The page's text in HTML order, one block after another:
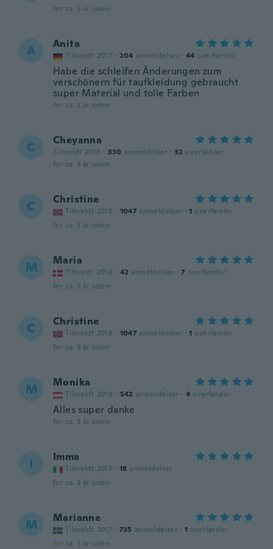
for ca. 3 år siden
A Anita
Tilmeldt 2017 · 204 anmeldelser · 44 overførsler
Habe die schleifen Änderungen zum
verschönern für taufkleidung gebraucht
super Material und tolle Farben
for ca. 3 år siden
C Cheyanna
Tilmeldt 2018 · 330 anmeldelser · 32 overførsler
for ca. 3 år siden
C Christine
Tilmeldt 2018 · 1047 anmeldelser · 1 overførsler
for ca. 3 år siden
M Maria
Tilmeldt 2018 · 42 anmeldelser · 7 overførsler
for ca. 3 år siden
C Christine
Tilmeldt 2018 · 1047 anmeldelser · 1 overførsler
for ca. 3 år siden
M Monika
Tilmeldt 2018 · 542 anmeldelser · 4 overførsler
Alles super danke
for ca. 3 år siden
I Imma
Tilmeldt 2017 · 18 anmeldelser
for ca. 3 år siden
M Marianne
Tilmeldt 2017 · 735 anmeldelser · 1 overførsler
for ca. 3 år siden